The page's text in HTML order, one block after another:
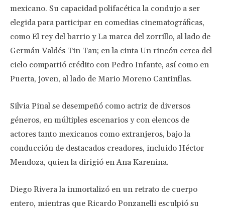
mexicano. Su capacidad polifacética la condujo a ser
elegida para participar en comedias cinematográficas,
como El rey del barrio y La marca del zorrillo, al lado de
Germán Valdés Tin Tan; en la cinta Un rincón cerca del
cielo compartió crédito con Pedro Infante, así como en
Puerta, joven, al lado de Mario Moreno Cantinflas.
Silvia Pinal se desempeñó como actriz de diversos
géneros, en múltiples escenarios y con elencos de
actores tanto mexicanos como extranjeros, bajo la
conducción de destacados creadores, incluido Héctor
Mendoza, quien la dirigió en Ana Karenina.
Diego Rivera la inmortalizó en un retrato de cuerpo
entero, mientras que Ricardo Ponzanelli esculpió su